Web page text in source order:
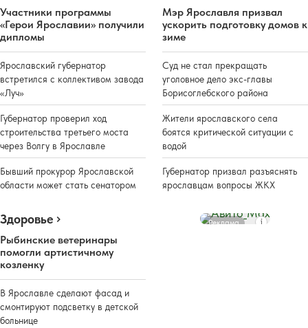
Участники программы
«Герои Ярославии» получили
дипломы
Ярославский губернатор
встретился с коллективом завода
«Луч»
Губернатор проверил ход
строительства третьего моста
через Волгу в Ярославле
Бывший прокурор Ярославской
области может стать сенатором
Мэр Ярославля призвал
ускорить подготовку домов к
зиме
Суд не стал прекращать
уголовное дело экс-главы
Борисоглебского района
Жители ярославского села
боятся критической ситуации с
водой
Губернатор призвал разъяснять
ярославцам вопросы ЖКХ
Здоровье
Рыбинские ветеринары
помогли артистичному
козленку
В Ярославле сделают фасад и
смонтируют подсветку в детской
больнице
Реклама